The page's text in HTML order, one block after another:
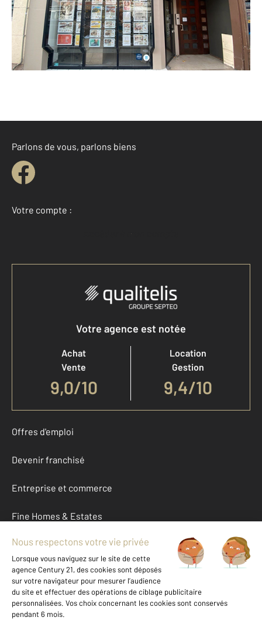
Envoyer un message
Téléphoner à l'agence
Parlons de vous, parlons biens
Votre compte :
Accéder à mon compte
Votre agence est notée
Achat
Vente
9,0/10
Location
Gestion
9,4/10
Offres d'emploi
Devenir franchisé
Entreprise et commerce
Fine Homes & Estates
À propos
International
Nous contacter